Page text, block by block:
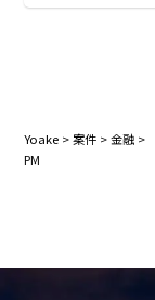
Yoake >案件 >金融 >
PM